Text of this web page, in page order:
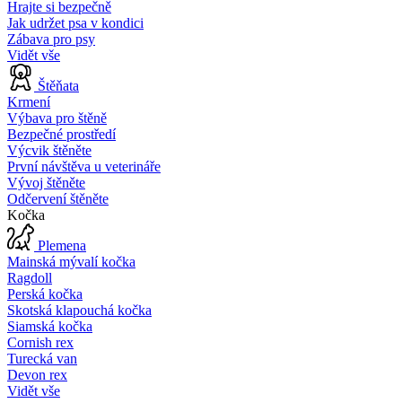
Hrajte si bezpečně
Jak udržet psa v kondici
Zábava pro psy
Vidět vše
Štěňata
Krmení
Výbava pro štěně
Bezpečné prostředí
Výcvik štěněte
První návštěva u veterináře
Vývoj štěněte
Odčervení štěněte
Kočka
Plemena
Mainská mývalí kočka
Ragdoll
Perská kočka
Skotská klapouchá kočka
Siamská kočka
Cornish rex
Turecká van
Devon rex
Vidět vše